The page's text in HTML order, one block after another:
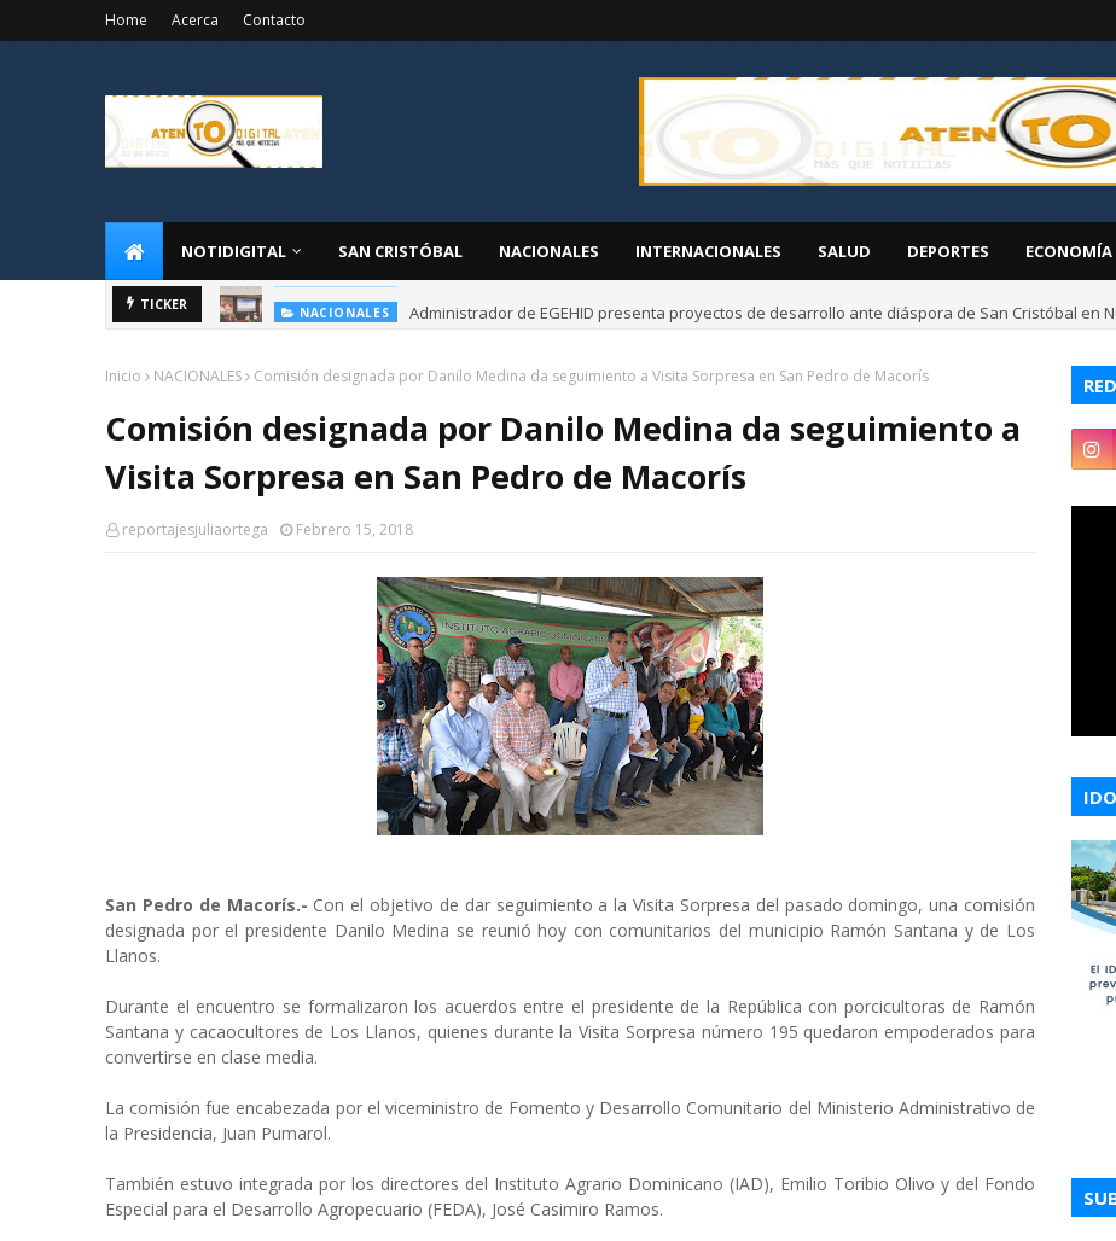
Home Acerca Contacto
NOTIDIGITAL SAN CRISTÓBAL NACIONALES INTERNACIONALES SALUD DEPORTES ECONOMÍA
TICKER NACIONALES Administrador de EGEHID presenta proyectos de desarrollo ante diáspora de San Cristóbal en
Inicio NACIONALES Comisión designada por Danilo Medina da seguimiento a Visita Sorpresa en San Pedro de Macorís
Comisión designada por Danilo Medina da seguimiento a
Visita Sorpresa en San Pedro de Macorís
reportajesjuliaortega Febrero 15, 2018
San Pedro de Macorís.- Con el objetivo de dar seguimiento a la Visita Sorpresa del pasado domingo, una comisión
designada por el presidente Danilo Medina se reunió hoy con comunitarios del municipio Ramón Santana y de Los
Llanos.
Durante el encuentro se formalizaron los acuerdos entre el presidente de la República con porcicultoras de Ramón
Santana y cacaocultores de Los Llanos, quienes durante la Visita Sorpresa número 195 quedaron empoderados para
convertirse en clase media.
La comisión fue encabezada por el viceministro de Fomento y Desarrollo Comunitario del Ministerio Administrativo de
la Presidencia, Juan Pumarol.
También estuvo integrada por los directores del Instituto Agrario Dominicano (IAD), Emilio Toribio Olivo y del Fondo
Especial para el Desarrollo Agropecuario (FEDA), José Casimiro Ramos.